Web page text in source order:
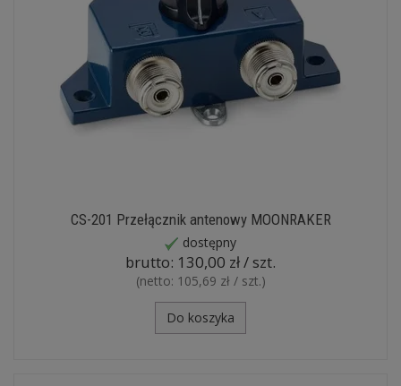
CS-201 Przełącznik antenowy MOONRAKER
dostępny
brutto: 130,00 zł / szt.
(netto: 105,69 zł / szt.)
Do koszyka